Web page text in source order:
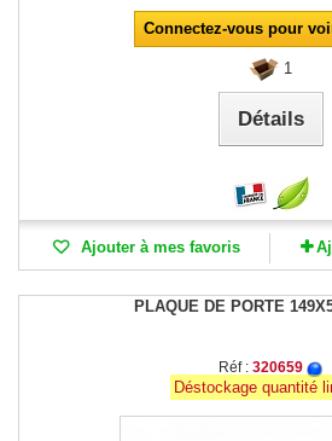
Connectez-vous pour
1
Détails
Ajouter à mes favoris
PLAQUE DE PORTE
Réf : 320659
Déstockage quantité